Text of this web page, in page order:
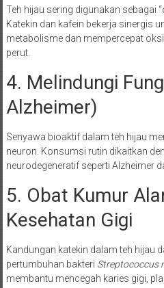
Teh hijau sering digunakan sebagai
Katekin dan kafein bekerja sinergis
metabolisme dan mempercepat
perut.
4. Melindungi
Alzheimer)
Senyawa bioaktif dalam teh hijau
neuron. Konsumsi rutin dikaitkan
neurodegeneratif seperti Alzheimer
5. Obat Kumur
Kesehatan Gigi
Kandungan katekin dalam teh hijau
pertumbuhan bakteri Streptococcus
membantu mencegah karies gigi,